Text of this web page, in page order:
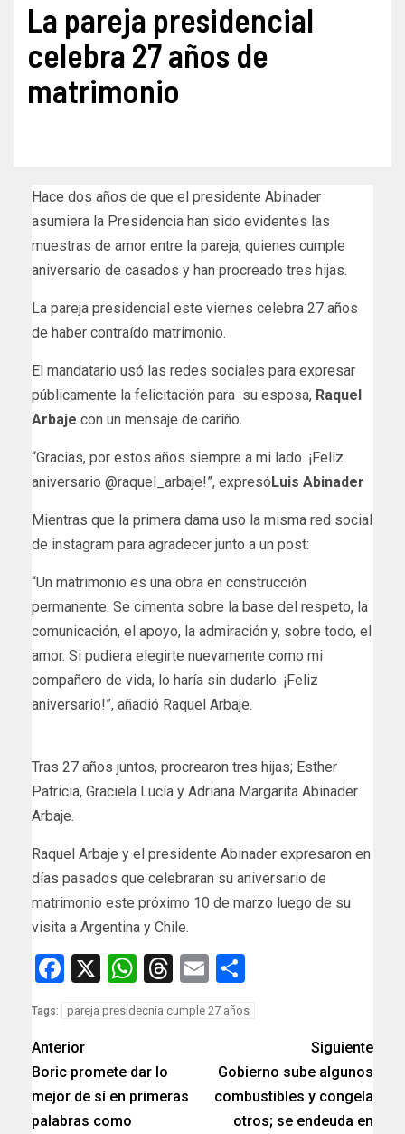
La pareja presidencial
celebra 27 años de
matrimonio
Hace dos años de que el presidente Abinader
asumiera la Presidencia han sido evidentes las
muestras de amor entre la pareja, quienes cumple
aniversario de casados y han procreado tres hijas.
La pareja presidencial este viernes celebra 27 años
de haber contraído matrimonio.
El mandatario usó las redes sociales para expresar
públicamente la felicitación para su esposa, Raquel
Arbaje con un mensaje de cariño.
“Gracias, por estos años siempre a mi lado. ¡Feliz
aniversario @raquel_arbaje!”, expresó Luis Abinader
Mientras que la primera dama uso la misma red social
de instagram para agradecer junto a un post:
“Un matrimonio es una obra en construcción
permanente. Se cimenta sobre la base del respeto, la
comunicación, el apoyo, la admiración y, sobre todo, el
amor. Si pudiera elegirte nuevamente como mi
compañero de vida, lo haría sin dudarlo. ¡Feliz
aniversario!”, añadió Raquel Arbaje.
Tras 27 años juntos, procrearon tres hijas; Esther
Patricia, Graciela Lucía y Adriana Margarita Abinader
Arbaje.
Raquel Arbaje y el presidente Abinader expresaron en
días pasados que celebraran su aniversario de
matrimonio este próximo 10 de marzo luego de su
visita a Argentina y Chile.
Facebook
X WhatsApp
Threads
Email
Tags: pareja presidecnia cumple 27 años
Anterior
Boric promete dar lo
mejor de sí en primeras
palabras como
Siguiente
Gobierno sube algunos
combustibles y congela
otros; se endeuda en